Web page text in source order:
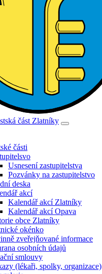
část Zlatníky
části
Usnesení zastupitelstva
Pozvánky na zastupitelstvo
deska
akcí
Kalendář akcí Zlatníky
Kalendář akcí Opava
obce Zlatníky
okénko
zveřejňované informace
osobních údajů
smlouvy
(lékaři, spolky, organizace)